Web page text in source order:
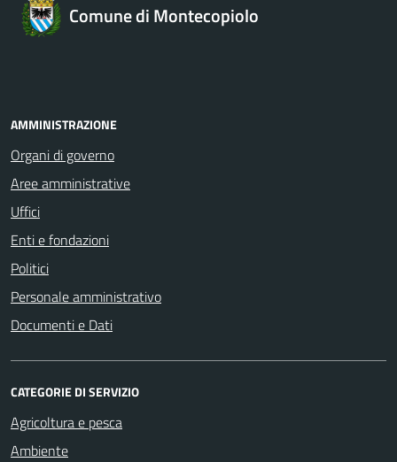
Comune di Montecopiolo
AMMINISTRAZIONE
Organi di governo
Aree amministrative
Uffici
Enti e fondazioni
Politici
Personale amministrativo
Documenti e Dati
CATEGORIE DI SERVIZIO
Agricoltura e pesca
Ambiente